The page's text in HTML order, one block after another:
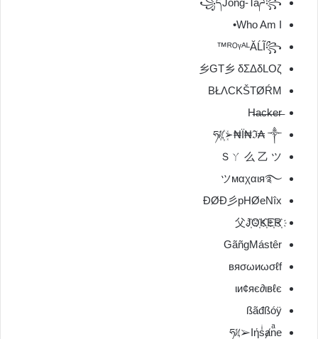
Who Am I•
ᴿᴼᵞᴬᴸĂĹĨ꧂™
乡GT乡 δΣΔδLΟζ
BŁΛCKŠTØŔM
H̶a̶c̶k̶e̶r̶
ཧᜰ꙰➢₦Ї₦ℑ₳ ༒
Ｓㄚ 么 乙 ツ
ツмαχαιя࿐
ĐØĐ彡pHØeNîx
父J҉O҉K҉E҉R҉
GãñgMástêr
вяσωиωσℓf
ιи¢яє∂ιвℓє
ßãđßóÿ
ཧᜰ➢Iήsͥⱥnͣe